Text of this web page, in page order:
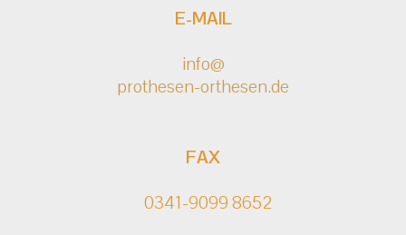
E-MAIL
info@
prothesen-orthesen.de
FAX
0341-9099 8652